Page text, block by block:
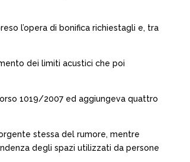
l’opera di bonifica richiestagli e, tra
dei limiti acustici che poi
1019/2007 ed aggiungeva quattro
stessa del rumore, mentre
degli spazi utilizzati da persone